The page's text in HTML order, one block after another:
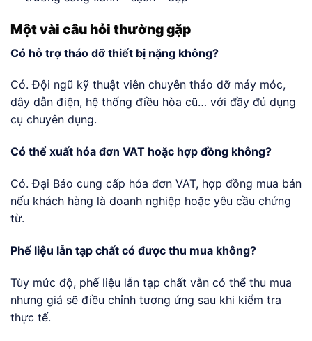
Một vài câu hỏi thường gặp
Có hỗ trợ tháo dỡ thiết bị nặng không?
Có. Đội ngũ kỹ thuật viên chuyên tháo dỡ máy móc,
dây dẫn điện, hệ thống điều hòa cũ… với đầy đủ dụng
cụ chuyên dụng.
Có thể xuất hóa đơn VAT hoặc hợp đồng không?
Có. Đại Bảo cung cấp hóa đơn VAT, hợp đồng mua bán
nếu khách hàng là doanh nghiệp hoặc yêu cầu chứng
từ.
Phế liệu lẫn tạp chất có được thu mua không?
Tùy mức độ, phế liệu lẫn tạp chất vẫn có thể thu mua
nhưng giá sẽ điều chỉnh tương ứng sau khi kiểm tra
thực tế.